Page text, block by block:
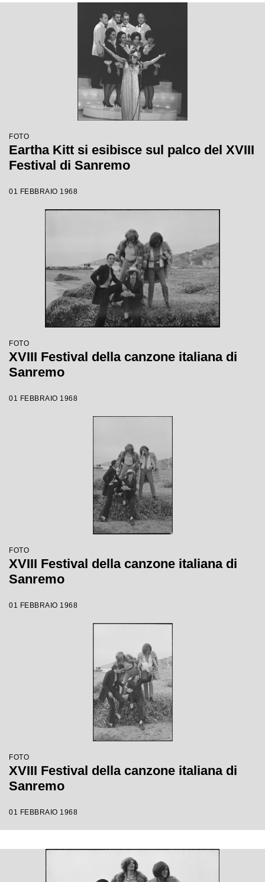
FOTO
Eartha Kitt si esibisce sul palco del XVIII
Festival di Sanremo
01 FEBBRAIO 1968
FOTO
XVIII Festival della canzone italiana di
Sanremo
01 FEBBRAIO 1968
FOTO
XVIII Festival della canzone italiana di
Sanremo
01 FEBBRAIO 1968
FOTO
XVIII Festival della canzone italiana di
Sanremo
01 FEBBRAIO 1968